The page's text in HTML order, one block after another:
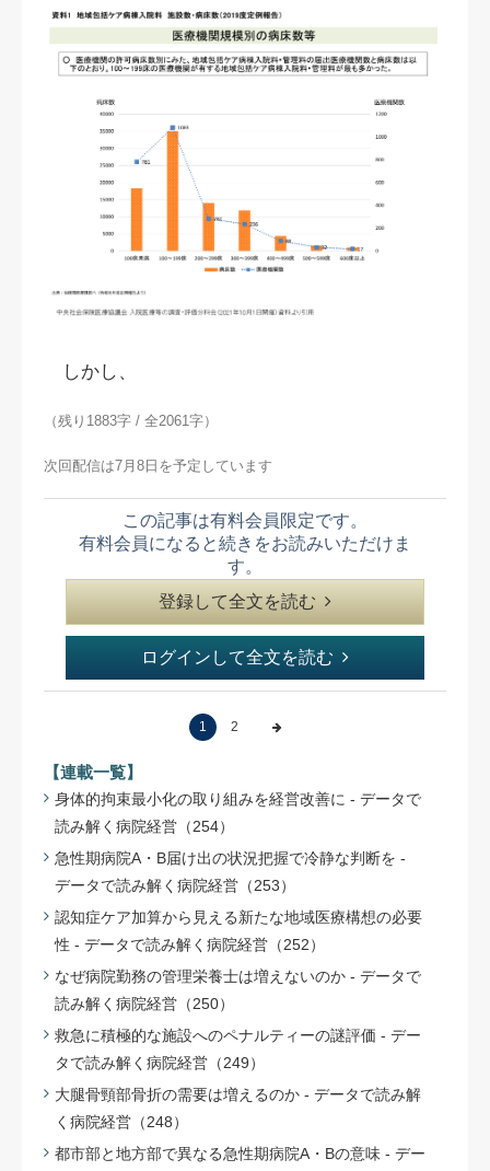
しかし、
（残り1883字 / 全2061字）
次回配信は7月8日を予定しています
この記事は有料会員限定です。
有料会員になると続きをお読みいただけま
す。
登録して全文を読む
ログインして全文を読む
1 2
【連載一覧】
身体的拘束最小化の取り組みを経営改善に - データで
読み解く病院経営（254）
急性期病院A・B届け出の状況把握で冷静な判断を -
データで読み解く病院経営（253）
認知症ケア加算から見える新たな地域医療構想の必要
性 - データで読み解く病院経営（252）
なぜ病院勤務の管理栄養士は増えないのか - データで
読み解く病院経営（250）
救急に積極的な施設へのペナルティーの謎評価 - デー
タで読み解く病院経営（249）
大腿骨頸部骨折の需要は増えるのか - データで読み解
く病院経営（248）
都市部と地方部で異なる急性期病院A・Bの意味 - デー